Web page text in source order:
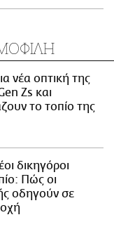
νέα οπτική της
Zs και
το τοπίο της
δικηγόροι
Πώς οι
οδηγούν σε